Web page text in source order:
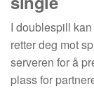
I doublespill
retter deg mot
serveren for å
plass for